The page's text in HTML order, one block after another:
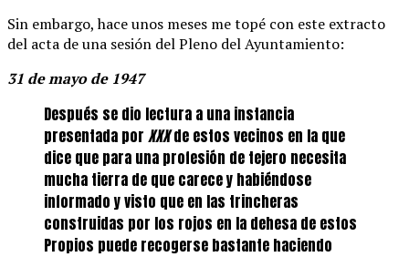
Sin embargo, hace unos meses me topé con este extracto
del acta de una sesión del Pleno del Ayuntamiento:
31 de mayo de 1947
Después se dio lectura a una instancia
presentada por XXXde estos vecinos en la que
dice que para una profesión de tejero necesita
mucha tierra de que carece y habiéndose
informado y visto que en las trincheras
construidas por los rojos en la dehesa de estos
Propios puede recogerse bastante haciendo